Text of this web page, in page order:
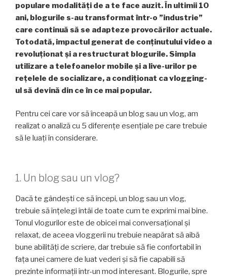
populare modalități de a te face auzit. În ultimii 10
ani, blogurile s-au transformat într-o ”industrie”
care continuă să se adapteze provocărilor actuale.
Totodată, impactul generat de conținutului video a
revoluționat și a restructurat blogurile. Simpla
utilizare a telefoanelor mobile și a live-urilor pe
rețelele de socializare, a condiționat ca vlogging-
ul să devină din ce în ce mai popular.
Pentru cei care vor să înceapă un blog sau un vlog, am
realizat o analiză cu 5 diferențe esențiale pe care trebuie
să le luați în considerare.
1. Un blog sau un vlog?
Dacă te gândești ce să începi, un blog sau un vlog,
trebuie să înțelegi întâi de toate cum te exprimi mai bine.
Tonul vlogurilor este de obicei mai conversațional și
relaxat, de aceea vloggerii nu trebuie neapărat să aibă
bune abilități de scriere, dar trebuie să fie confortabil în
fața unei camere de luat vederi și să fie capabili să
prezinte informații într-un mod interesant. Blogurile, spre